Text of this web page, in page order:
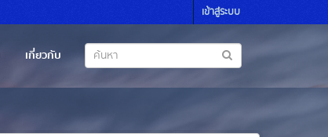
เข้าสู่ระบบ
เกี่ยวกับ